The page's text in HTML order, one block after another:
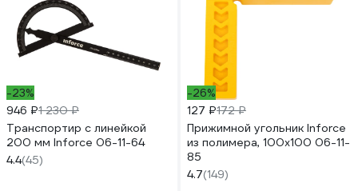
-23%
946 ₽1 230 ₽
Транспортир с линейкой
200 мм Inforce 06-11-64
4.4(45)
-26%
127 ₽172 ₽
Прижимной угольник Inforce
из полимера, 100x100 06-11-
85
4.7(149)